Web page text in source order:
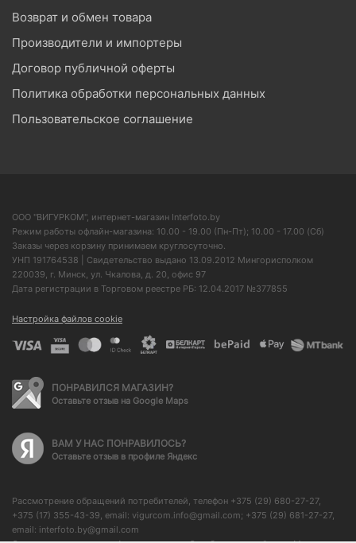
Возврат и обмен товара
Производители и импортеры
Договор публичной оферты
Политика обработки персональных данных
Пользовательское соглашение
ООО "ВИГУРКОМ", интернет-магазин Interfoto.by
Режим работы офлайн-магазина: 10.00 - 19.00 (Пн-Пт); 10.00 - 17.00 (Сб)
Заказы через корзину принимаем круглосуточно.
УНП 191764538 | Свидетельство выдано 13.09.2012 Мингорисполком
220039, г. Минск, ул. Чкалова, д. 20, офис 97
Дата регистрации в Торговом реестре РБ: 12.04.2017 №377855
Настройка файлов cookie
ПОНРАВИЛСЯ МАГАЗИН?
Оставьте отзыв на Google Maps
ВАМ У НАС ПОНРАВИЛОСЬ?
Оставьте отзыв в профиле Яндекс
Рассмотрение обращений потребителей, телефон +375 (29) 680-27-27,
+375 (17) 355-43-39, email: vigurcom.info@gmail.com; +375 (29) 681-27-27,
email: interfoto.by@gmail.com